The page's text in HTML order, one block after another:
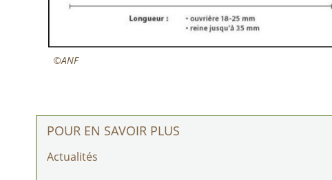
©ANF
POUR EN SAVOIR PLUS
Actualités